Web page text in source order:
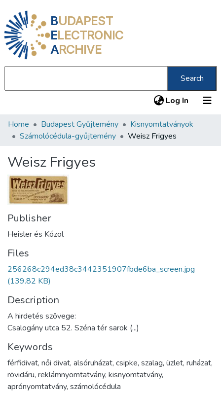
BUDAPEST
ELECTRONIC
ARCHIVE
Search
Log In (current)
Communities & Collections
Statistics
About us
Home Budapest Gyűjtemény
Kisnyomtatványok
Számolócédula-gyűjtemény
Weisz Frigyes
Weisz Frigyes
Publisher
Heisler és Kózol
Files
256268c294ed38c3442351907fbde6ba_screen.jpg
(139.82 KB)
Description
A hirdetés szövege:
Csalogány utca 52. Széna tér sarok (...)
Keywords
férfidivat, női divat, alsóruházat, csipke, szalag, üzlet, ruházat,
rövidáru, reklámnyomtatvány, kisnyomtatvány,
aprónyomtatvány, számolócédula